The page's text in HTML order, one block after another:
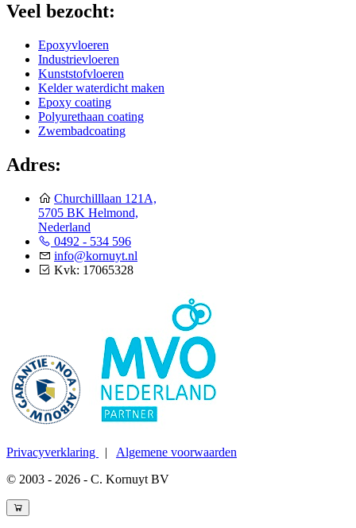
Veel bezocht:
Epoxyvloeren
Industrievloeren
Kunststofvloeren
Kelder waterdicht maken
Epoxy coating
Polyurethaan coating
Zwembadcoating
Adres:
Churchilllaan 121A,
5705 BK Helmond,
Nederland
0492 - 534 596
info@kornuyt.nl
Kvk: 17065328
Privacyverklaring | Algemene voorwaarden
© 2003 - 2026 - C. Kornuyt BV